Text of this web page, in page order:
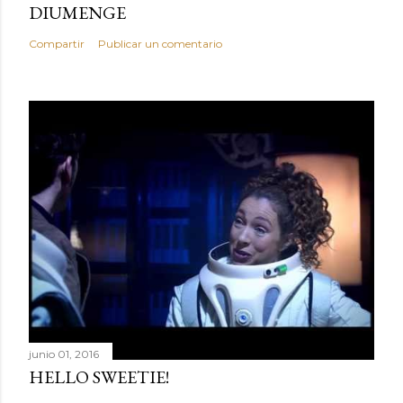
e
t
r
o
DIUMENGE
Compartir Publicar un comentario
junio 01, 2016
HELLO SWEETIE!